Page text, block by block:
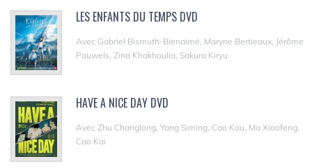
LES ENFANTS DU TEMPS DVD
Avec Gabriel Bismuth-Bienaimé, Maryne Bertieaux, Jérôme
Pauwels, Zina Khakhoulia, Sakura Kiryu
HAVE A NICE DAY DVD
Avec Zhu Changlong, Yang Siming, Cao Kou, Ma Xiaofeng,
Cao Kai